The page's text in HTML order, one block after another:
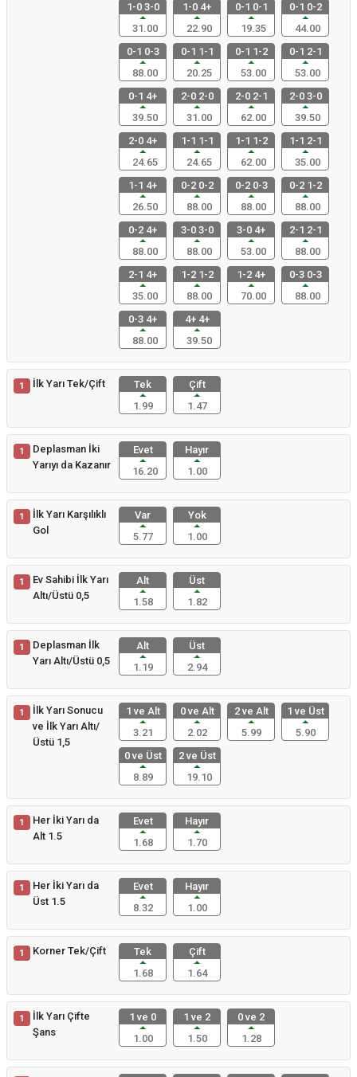
1-0 3-0
31.00
1-0 4+
22.90
0-1 0-1
19.35
0-1 0-2
44.00
0-1 0-3
88.00
0-1 1-1
20.25
0-1 1-2
53.00
0-1 2-1
53.00
0-1 4+
39.50
2-0 2-0
31.00
2-0 2-1
62.00
2-0 3-0
39.50
2-0 4+
24.65
1-1 1-1
24.65
1-1 1-2
62.00
1-1 2-1
35.00
1-1 4+
26.50
0-2 0-2
88.00
0-2 0-3
88.00
0-2 1-2
88.00
0-2 4+
88.00
3-0 3-0
88.00
3-0 4+
53.00
2-1 2-1
88.00
2-1 4+
35.00
1-2 1-2
88.00
1-2 4+
70.00
0-3 0-3
88.00
0-3 4+
88.00
4+ 4+
39.50
1 İlk Yarı Tek/Çift
Tek
1.99
Çift
1.47
1
Deplasman İki
Yarıyı da Kazanır
Evet
16.20
Hayır
1.00
1
İlk Yarı Karşılıklı
Gol
Var
5.77
Yok
1.00
1
Ev Sahibi İlk Yarı
Altı/Üstü 0,5
Alt
1.58
Üst
1.82
1
Deplasman İlk
Yarı Altı/Üstü 0,5
Alt
1.19
Üst
2.94
1
İlk Yarı Sonucu
ve İlk Yarı Altı/
Üstü 1,5
1 ve Alt
3.21
0 ve Alt
2.02
2 ve Alt
5.99
1 ve Üst
5.90
0 ve Üst
8.89
2 ve Üst
19.10
1
Her İki Yarı da
Alt 1.5
Evet
1.68
Hayır
1.70
1
Her İki Yarı da
Üst 1.5
Evet
8.32
Hayır
1.00
1 Korner Tek/Çift
Tek
1.68
Çift
1.64
1
İlk Yarı Çifte
Şans
1 ve 0
1.00
1 ve 2
1.50
0 ve 2
1.28